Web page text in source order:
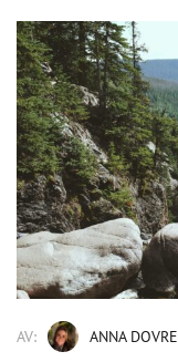
AV: ANNA DOVRE